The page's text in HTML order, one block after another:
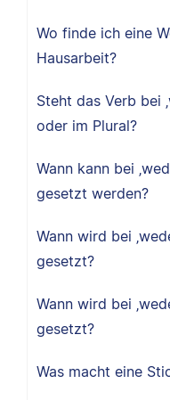
Wo finde ich eine
Hausarbeit?
Steht das Verb bei
oder im Plural?
Wann kann bei
gesetzt werden?
Wann wird bei
gesetzt?
Wann wird bei
gesetzt?
Was macht eine